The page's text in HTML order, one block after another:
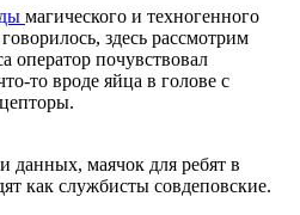
магического и техногенного
здесь рассмотрим
оператор почувствовал
то вроде яйца в голове с
данных, маячок для ребят в
как службисты совдеповские.